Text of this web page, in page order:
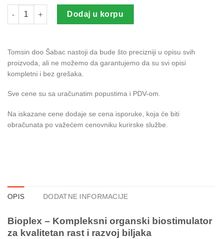
BIOPLEX biostimulator količina
Dodaj u korpu
Tomsin doo Šabac nastoji da bude što precizniji u opisu svih
proizvoda, ali ne možemo da garantujemo da su svi opisi
kompletni i bez grešaka.
Sve cene su sa uračunatim popustima i PDV-om.
Na iskazane cene dodaje se cena isporuke, koja će biti
obračunata po važećem cenovniku kurirske službe.
OPIS DODATNE INFORMACIJE
Bioplex – Kompleksni organski biostimulator
za kvalitetan rast i razvoj biljaka